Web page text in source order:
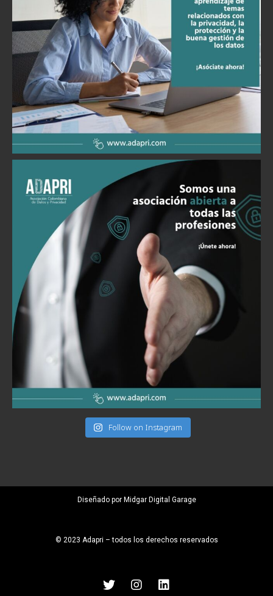
Follow on Instagram
Diseñado por Midgar Digital Garage
© 2023 Adapri – todos los derechos reservados